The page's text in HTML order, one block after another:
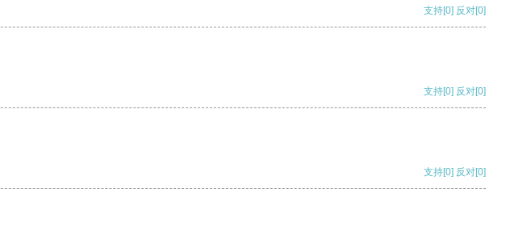
支持[0] 反对[0]
支持[0] 反对[0]
支持[0] 反对[0]